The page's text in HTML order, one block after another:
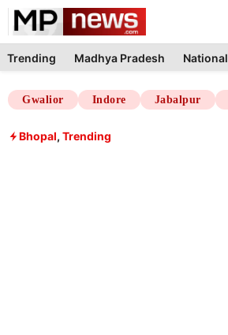
Skip
content
Trending Madhya Pradesh National
Gwalior Indore Jabalpur
Bhopal, Trending